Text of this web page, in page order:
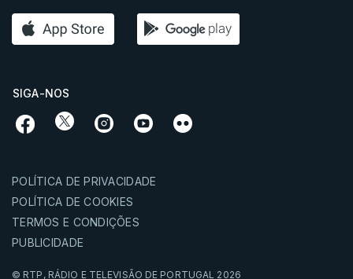
SIGA-NOS
POLÍTICA DE PRIVACIDADE
POLÍTICA DE COOKIES
TERMOS E CONDIÇÕES
PUBLICIDADE
© RTP, RÁDIO E TELEVISÃO DE PORTUGAL 2026